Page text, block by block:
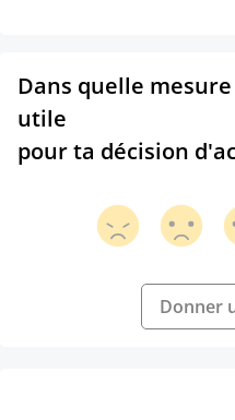
Dans quelle
utile
pour ta décision
Donner